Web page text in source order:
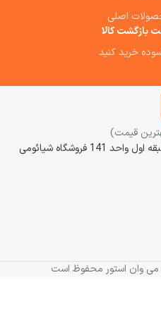
اصلی
خرید کنید
قیمت)
فروشگاه شیائومی
می وان استور محفوظ است